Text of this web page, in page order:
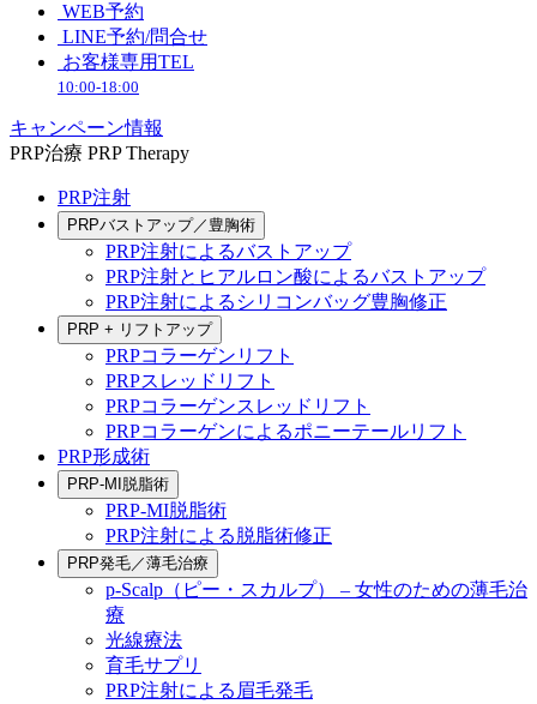
WEB予約
LINE予約/問合せ
お客様専用TEL
10:00-18:00
キャンペーン情報
PRP治療 PRP Therapy
PRP注射
PRPバストアップ／豊胸術
PRP注射によるバストアップ
PRP注射とヒアルロン酸によるバストアップ
PRP注射によるシリコンバッグ豊胸修正
PRP + リフトアップ
PRPコラーゲンリフト
PRPスレッドリフト
PRPコラーゲンスレッドリフト
PRPコラーゲンによるポニーテールリフト
PRP形成術
PRP-MI脱脂術
PRP-MI脱脂術
PRP注射による脱脂術修正
PRP発毛／薄毛治療
p-Scalp（ピー・スカルプ） – 女性のための薄毛治
療
光線療法
育毛サプリ
PRP注射による眉毛発毛